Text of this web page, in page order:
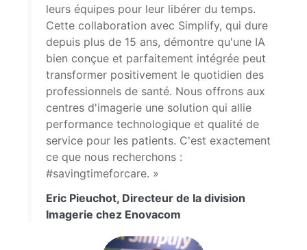
leurs équipes pour leur libérer du temps.
Cette collaboration avec Simplify, qui dure
depuis plus de 15 ans, démontre qu'une IA
bien conçue et parfaitement intégrée peut
transformer positivement le quotidien des
professionnels de santé. Nous offrons aux
centres d'imagerie une solution qui allie
performance technologique et qualité de
service pour les patients. C'est exactement
ce que nous recherchons :
#savingtimeforcare. »
Eric Pieuchot, Directeur de la division
Imagerie chez Enovacom